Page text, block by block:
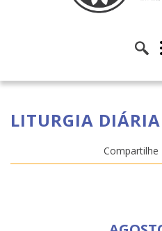
LITURGIA DIÁRIA
Compartilhe